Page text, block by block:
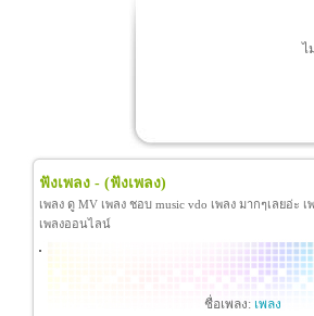
ไ
ฟังเพลง - (ฟังเพลง)
เพลง ดู MV เพลง ชอบ music vdo เพลง มากๆเลยอ่
เพลงออนไลน์
ชื่อเพลง: เพลง